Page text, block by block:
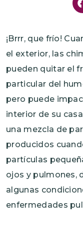
¡Brrr, que frío!
el exterior, las
pueden quitar el
particular del
pero puede
interior de su
una mezcla de
producidos
partículas
ojos y pulmones,
algunas
enfermedades